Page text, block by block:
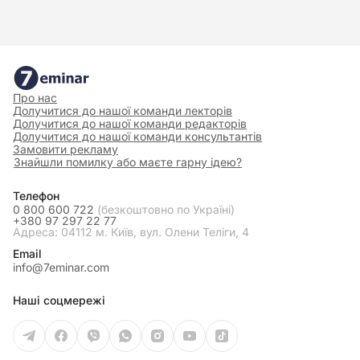
Контрактанта у строк ____________, але не
пізніше ___________________.
8. Заключні положення
8.1.Даний Договір набирає чинності з
до «___»______ 20__ р.
8.2.Договір не може бути розірваний за
вимогою однієї зі Сторін.
8.3.Усі спори між Сторонами, за якими
не було досягнуто згоди, вирішуються
відповідно до законодавства України у
судовому порядку.
Про нас
Долучитися до нашої команди лекторів
Долучитися до нашої команди редакторів
Долучитися до нашої команди консультантів
Замовити рекламу
Знайшли помилку або маєте гарну ідею?
Телефон
0 800 600 722 (безкоштовно по Україні)
+380 97 297 22 77
Адреса: 04112 м. Київ, вул. Олени Теліги, 4
Email
info@7eminar.com
Наші соцмережі